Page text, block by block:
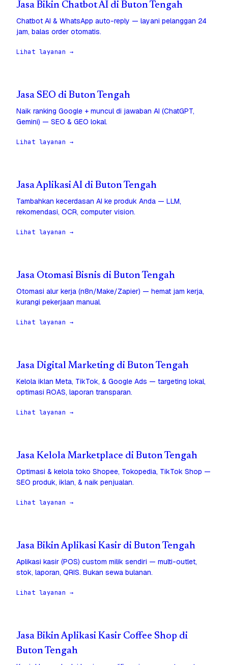
Jasa Bikin Chatbot AI di Buton Tengah
Chatbot AI & WhatsApp auto-reply — layani pelanggan 24
jam, balas order otomatis.
Lihat layanan →
Jasa SEO di Buton Tengah
Naik ranking Google + muncul di jawaban AI (ChatGPT,
Gemini) — SEO & GEO lokal.
Lihat layanan →
Jasa Aplikasi AI di Buton Tengah
Tambahkan kecerdasan AI ke produk Anda — LLM,
rekomendasi, OCR, computer vision.
Lihat layanan →
Jasa Otomasi Bisnis di Buton Tengah
Otomasi alur kerja (n8n/Make/Zapier) — hemat jam kerja,
kurangi pekerjaan manual.
Lihat layanan →
Jasa Digital Marketing di Buton Tengah
Kelola iklan Meta, TikTok, & Google Ads — targeting lokal,
optimasi ROAS, laporan transparan.
Lihat layanan →
Jasa Kelola Marketplace di Buton Tengah
Optimasi & kelola toko Shopee, Tokopedia, TikTok Shop —
SEO produk, iklan, & naik penjualan.
Lihat layanan →
Jasa Bikin Aplikasi Kasir di Buton Tengah
Aplikasi kasir (POS) custom milik sendiri — multi-outlet,
stok, laporan, QRIS. Bukan sewa bulanan.
Lihat layanan →
Jasa Bikin Aplikasi Kasir Coffee Shop di
Buton Tengah